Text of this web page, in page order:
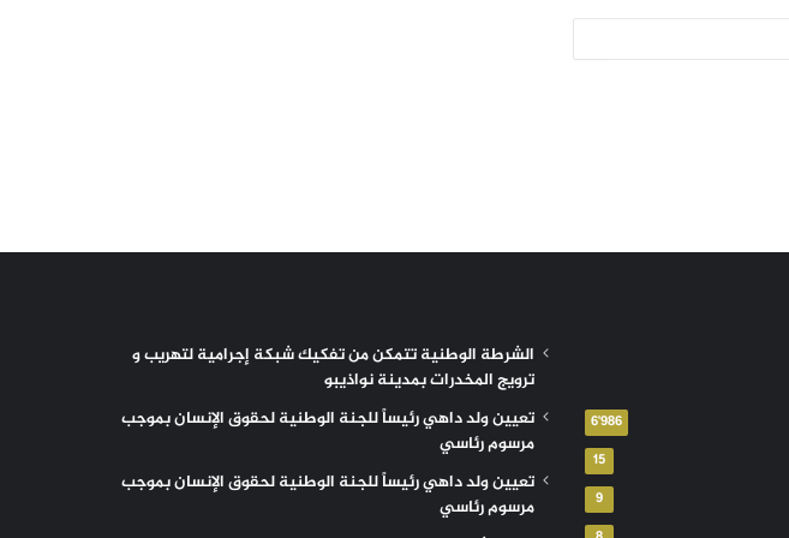
6٬986
15
9
الشرطة الوطنية تتمكن من تفكيك شبكة إجرامية لتهريب و
ترويج المخدرات بمدينة نواذيبو
تعيين ولد داهي رئيساً للجنة الوطنية لحقوق الإنسان بموجب
مرسوم رئاسي
تعيين ولد داهي رئيساً للجنة الوطنية لحقوق الإنسان بموجب
مرسوم رئاسي